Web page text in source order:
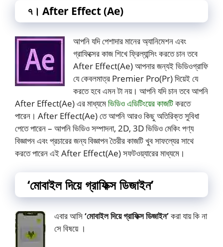
৭। After Effect (Ae)
আপনি যদি পেশাদার মানের অ্যানিমেশন এবং
গ্রাফিক্সের কাজ শিখে ফ্রিল্যান্সিং করতে চান তবে
After Effect(Ae) আপনার জন্যই ভিডিওগ্রাফি
যে কেবলমাত্র Premier Pro(Pr) দিয়েই যে
করতে হবে এমন টা নয়। আপনি যদি চান তবে আপনি
After Effect(Ae) এর মাধ্যমেভিডিও এডিটিংয়ের কাজটিকরতে
পারেন। After Effect(Ae) তে আপনি আরও কিছু অতিরিক্ত সুবিধা
পেতে পারেন – আপনি ভিডিও সম্পাদনা, 2D, 3D ভিডিও মেকিং পণ্য
বিজ্ঞাপন এবং প্রচারের জন্য বিজ্ঞাপন তৈরীর কাজটি খুব সাফল্যের সাথে
করতে পারেন এই After Effect(Ae) সফটওয়্যারের মাধ্যমে।
‘মোবাইল দিয়ে গ্রাফিক্স ডিজাইন’
এবার আসি‘মোবাইল দিয়ে গ্রাফিক্স ডিজাইন’করা যায় কি না
সে বিষয়ে ।